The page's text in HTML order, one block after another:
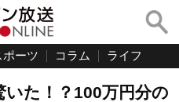
ポーツ コラム ライフ
た！？100万円分の